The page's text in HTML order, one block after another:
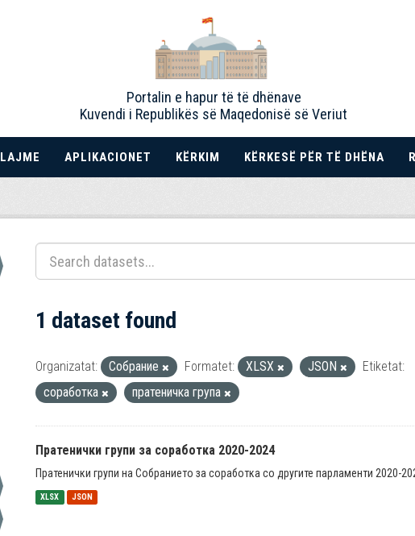
Portalin e hapur të të dhënave
Kuvendi i Republikës së Maqedonisë së Veriut
LAJME APLIKACIONET KËRKIM KËRKESË PËR TË DHËNA
1 dataset found
Organizatat: Собрание Formatet: XLSX JSON
Etiketat:
соработка
пратеничка група
Пратенички групи за соработка 2020-2024
Пратенички групи на Собранието за соработка со другите парламенти 2020-
XLSX JSON